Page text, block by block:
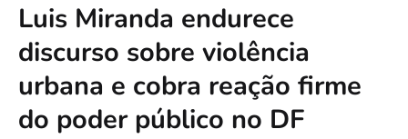
Luis Miranda endurece
discurso sobre violência
urbana e cobra reação firme
do poder público no DF